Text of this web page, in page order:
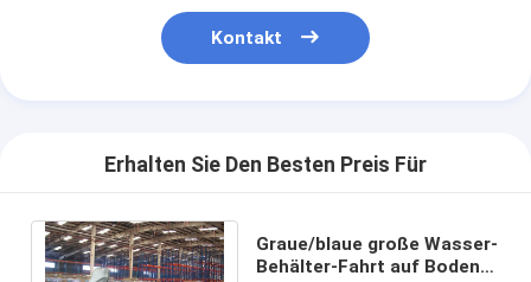
Kontakt
Erhalten Sie Den Besten Preis Für
Graue/blaue große Wasser-
Behälter-Fahrt auf Boden-